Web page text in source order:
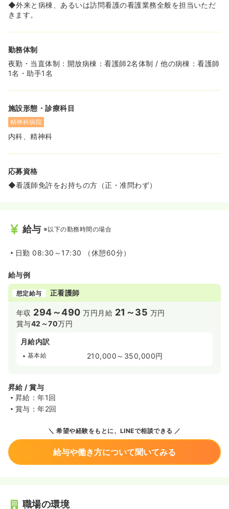
◆外来と病棟、あるいは訪問看護の看護業務全般を担当いただ
きます。
勤務体制
夜勤・当直体制：開放病棟：看護師2名体制 / 他の病棟：看護師
1名・助手1名
施設形態・診療科目
精神科病院
内科、精神科
応募資格
◆看護師免許をお持ちの方（正・准問わず）
給与 ※以下の勤務時間の場合
日勤 08:30～17:30 （休憩60分）
給与例
想定給与 正看護師
年収 294～490 万円 月給 21～35 万円
賞与42～70万円
月給内訳
基本給 210,000～350,000円
昇給 / 賞与
昇給：年1回
賞与：年2回
希望や経験をもとに、LINEで相談できる
給与や働き方について聞いてみる
職場の環境